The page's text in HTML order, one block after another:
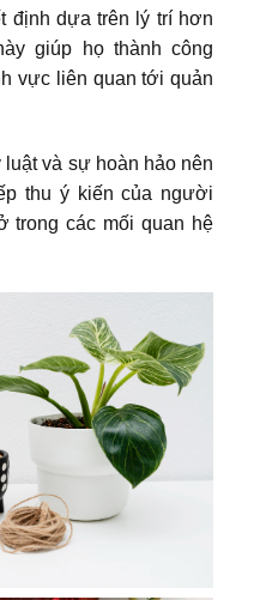
định dựa trên lý trí hơn
giúp họ thành công
vực liên quan tới quản
và sự hoàn hảo nên
thu ý kiến của người
trong các mối quan hệ